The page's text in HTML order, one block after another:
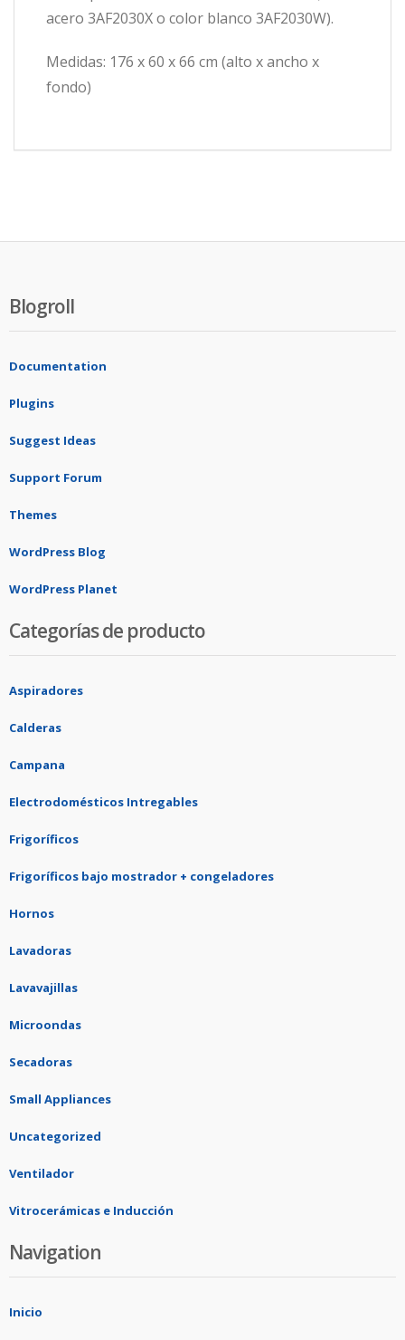
acero 3AF2030X o color blanco 3AF2030W).
Medidas: 176 x 60 x 66 cm (alto x ancho x
fondo)
Blogroll
Documentation
Plugins
Suggest Ideas
Support Forum
Themes
WordPress Blog
WordPress Planet
Categorías de producto
Aspiradores
Calderas
Campana
Electrodomésticos Intregables
Frigoríficos
Frigoríficos bajo mostrador + congeladores
Hornos
Lavadoras
Lavavajillas
Microondas
Secadoras
Small Appliances
Uncategorized
Ventilador
Vitrocerámicas e Inducción
Navigation
Inicio